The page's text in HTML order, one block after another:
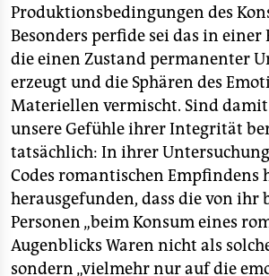
Produktionsbedingungen des
Besonders perfide sei das in
die einen Zustand permanenter
erzeugt und die Sphären des
Materiellen vermischt. Sind
unsere Gefühle ihrer Integrität
tatsächlich: In ihrer
Codes romantischen Empfindens
herausgefunden, dass die von ihr
Personen „beim Konsum eines
Augenblicks Waren nicht als
sondern „vielmehr nur auf die